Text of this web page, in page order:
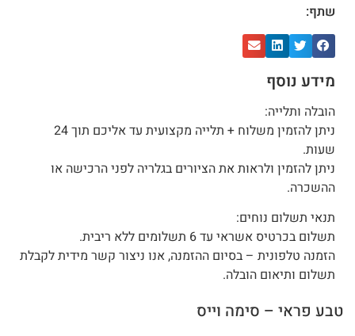
שתף:
מידע נוסף
הובלה ותלייה:
ניתן להזמין משלוח + תלייה מקצועית עד אליכם תוך 24
שעות.
ניתן להזמין ולראות את הציורים בגלריה לפני הרכישה או
ההשכרה.
תנאי תשלום נוחים:
תשלום בכרטיס אשראי עד 6 תשלומים ללא ריבית.
הזמנה טלפונית – בסיום ההזמנה, אנו ניצור קשר מידית לקבלת
תשלום ותיאום הובלה.
טבע פראי – סימה וייס